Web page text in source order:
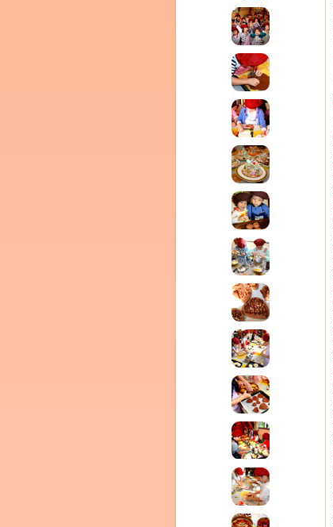
室・テイクアウト Clémentine (produced
by CEDO)